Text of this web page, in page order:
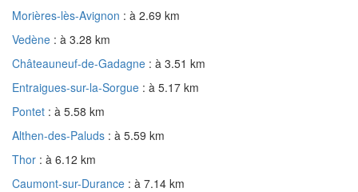
Morières-lès-Avignon : à 2.69 km
Vedène : à 3.28 km
Châteauneuf-de-Gadagne : à 3.51 km
Entraigues-sur-la-Sorgue : à 5.17 km
Pontet : à 5.58 km
Althen-des-Paluds : à 5.59 km
Thor : à 6.12 km
Caumont-sur-Durance : à 7.14 km